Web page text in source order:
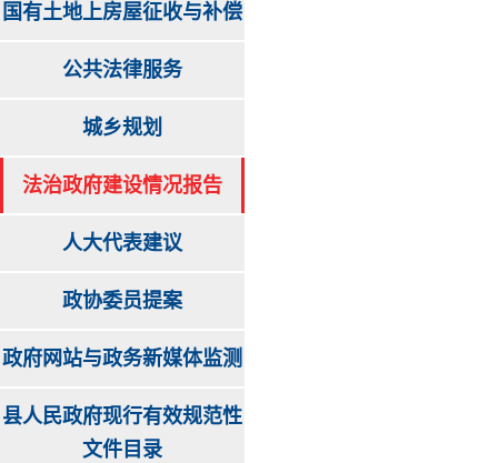
国有土地上房屋征收与补偿
公共法律服务
城乡规划
法治政府建设情况报告
人大代表建议
政协委员提案
政府网站与政务新媒体监测
县人民政府现行有效规范性
文件目录